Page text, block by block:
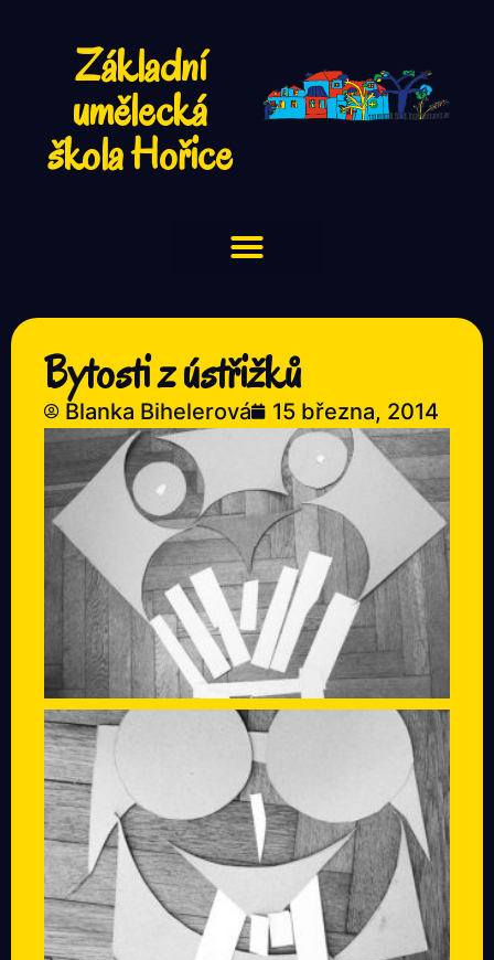
Základní
umělecká
škola Hořice
Bytosti z ústřižků
Blanka Bihelerová 15 března, 2014